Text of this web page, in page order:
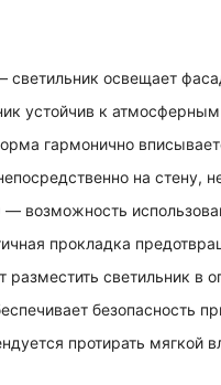
светильник освещает
устойчив к
гармонично
на стену,
— возможность
прокладка
разместить светильник в
безопасность
протирать мягкой